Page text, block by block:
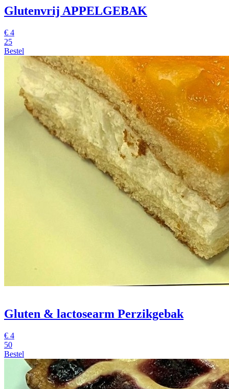
Glutenvrij APPELGEBAK
€ 4
25
Bestel
Gluten & lactosearm Perzikgebak
€ 4
50
Bestel